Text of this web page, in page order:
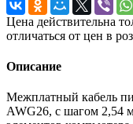
Цена действительна
отличаться от цен в
Описание
Межплатный кабель
AWG26, с шагом 2,54